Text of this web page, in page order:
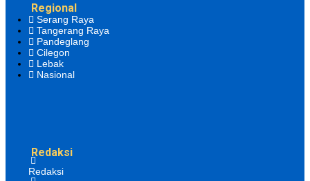
Regional
Serang Raya
Tangerang Raya
Pandeglang
Cilegon
Lebak
Nasional
Redaksi
Redaksi